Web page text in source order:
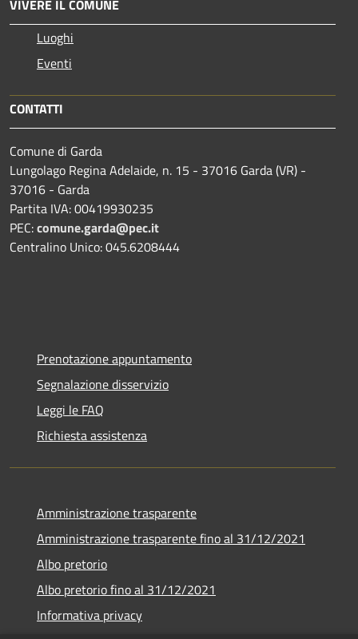
VIVERE IL COMUNE
Luoghi
Eventi
CONTATTI
Comune di Garda
Lungolago Regina Adelaide, n. 15 - 37016 Garda (VR) -
37016 - Garda
Partita IVA: 00419930235
PEC:comune.garda@pec.it
Centralino Unico: 045.6208444
Prenotazione appuntamento
Segnalazione disservizio
Leggi le FAQ
Richiesta assistenza
Amministrazione trasparente
Amministrazione trasparente fino al 31/12/2021
Albo pretorio
Albo pretorio fino al 31/12/2021
Informativa privacy